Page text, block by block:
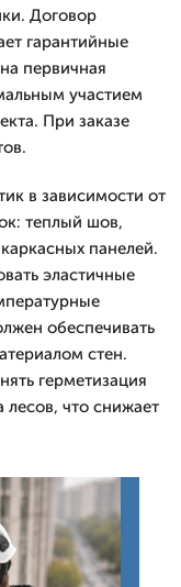
Договор
гарантийные
первичная
участием
При заказе
в зависимости от
теплый шов,
панелей.
эластичные
обеспечивать
стен.
герметизация
что снижает